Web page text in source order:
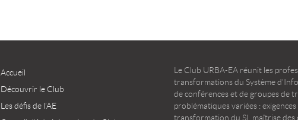
Accueil
Découvrir le Club
Les défis de l’AE
Le Club URBA-EA réunit les
transformations du Système
de conférences et de groupes de
problématiques variées :
transformation du SI, maîtrise des